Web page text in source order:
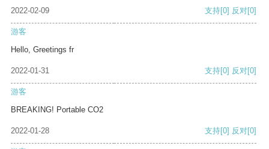
2022-02-09 支持[0] 反对[0]
游客
Hello, Greetings fr
2022-01-31 支持[0] 反对[0]
游客
BREAKING! Portable CO2
2022-01-28 支持[0] 反对[0]